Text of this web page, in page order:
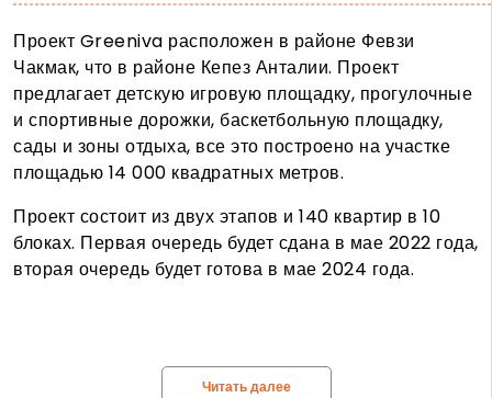
Проект Greeniva расположен в районе Февзи
Чакмак, что в районе Кепез Анталии. Проект
предлагает детскую игровую площадку, прогулочные
и спортивные дорожки, баскетбольную площадку,
сады и зоны отдыха, все это построено на участке
площадью 14 000 квадратных метров.
Проект состоит из двух этапов и 140 квартир в 10
блоках. Первая очередь будет сдана в мае 2022 года,
вторая очередь будет готова в мае 2024 года.
Читать далее